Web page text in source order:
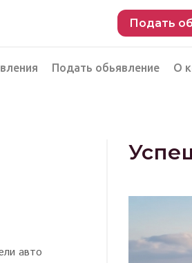
Подать
автомобиля перед покупкой
Подать обьявление О
авто